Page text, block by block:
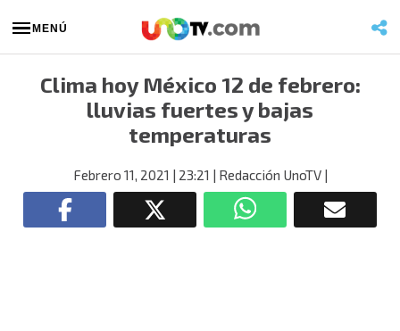
MENÚ
Clima hoy México 12 de febrero:
lluvias fuertes y bajas
temperaturas
Febrero 11, 2021 | 23:21 | Redacción UnoTV|